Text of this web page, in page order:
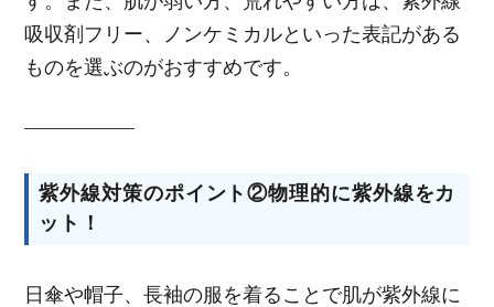
吸収剤フリー、ノンケミカルといった表記がある
ものを選ぶのがおすすめです。
紫外線対策のポイント②物理的に紫外線をカ
ット！
日傘や帽子、長袖の服を着ることで肌が紫外線に